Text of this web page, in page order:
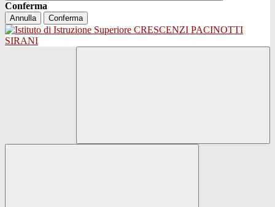
Conferma
Annulla Conferma